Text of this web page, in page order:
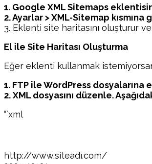
1. Google XML Sitemaps
2. Ayarlar > XML-Sitemap
3. Eklenti site haritasını oluşturur
El ile Site Haritası Oluşturma
Eğer eklenti kullanmak
1. FTP ile WordPress dosyalarına
2. XML dosyasını düzenle.
“`xml
http://www.siteadı.com/